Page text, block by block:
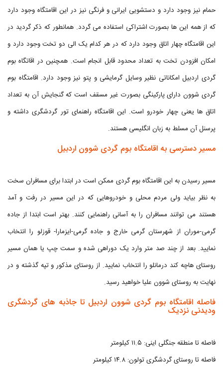
حمام نیز وجود دارد و دستشویی ایرانی و فرنگی نیز در این اقامتگاه وجود دارد
که از همه این ها بصورت اشتراکی استفاده می گردد. همانطور که ذکر گردید در
این اقامتگاه چهار اتاق وجود دارد که در هر کدام یک الی دو تخت وجود دارد و
امکان افزودن تخت به تعداد محدود قابل انجام است. همچنین در اقاتگاه بوم
گردی اردبیل امکاناتی نظیر وسایل گرمایشی و پتو نیز وجود دارد. اقامتگاه بوم
گردی شوون دارای پارکینگی بصورت غیر مسقف است که گنجایش آن به تعداد
اتاق ها یعنی چهار خودرو است. این اقامتگاه راهنمای تور گردشگری داشته و
پرسنل آن مسلط به زبان انگلیسی هستند.
مسیر دسترسی به اقامتگاه بوم گردی شوون اردبیل
مسیر رسیدن به این اقامتگاه بوم گردی ممکن است در ابتدا برای مسافران سخت
به نظر بیاید ولی مردم محلی و خودروهایی که در این مسیر در رفت و آمد
هستند می توانند مسافران را به آسانی راهنمایی کنند. بهتر است ابتدا از جاده
گرمی-موران از شهرستان گرمی خارج و جاده گرمی-ایزمارا- قوزلو را انتخاب
نمایید. بعد از چند صد متر وارد یک دوراهی شده و سمت چپ یا همان مسیر
روستای هاچه کند درمانلو را انتخاب نمایید. از روستای مذکور و تپه گذشته و در
نهایت به روستای شوون علیا خواهید رسید.
فاصله اقامتگاه بوم گردی شوون اردبیل تا جاذبه های گردشگری
ودیدنی نزدیک
فاصله تا منطقه جنگلی اینی: ۱۱.۵ کیلومتر
فاصله تا روستای گردشگری تولون: ۱۴.۸ کیلومتر